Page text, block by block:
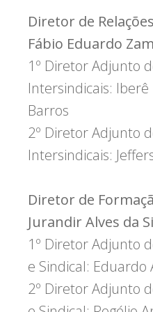
Diretor de
Fábio Eduardo
1º Diretor Adjunto
Intersindicais:
Barros
2º Diretor Adjunto
Intersindicais:
Diretor de
Jurandir Alves da
1º Diretor Adjunto
e Sindical: Eduardo
2º Diretor Adjunto